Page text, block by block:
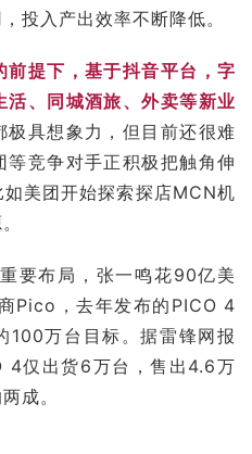
投入产出效率不断降低。
前提下，基于抖音平台，字
、同城酒旅、外卖等新业
极具想象力，但目前还很难
竞争对手正积极把触角伸
美团开始探索探店MCN机
要布局， 张一鸣花90亿美
Pico ，去年发布的PICO 4
100万台目标。据雷锋网报
4仅出货6万台，售出4.6万
成。